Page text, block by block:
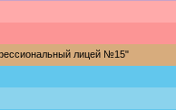
лицей №15"